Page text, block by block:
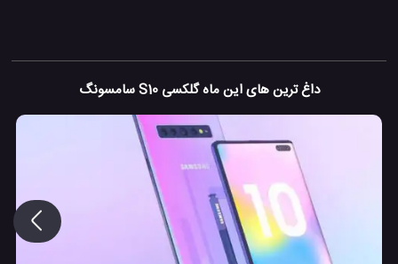
داغ ترین های این ماه گلکسی S10 سامسونگ